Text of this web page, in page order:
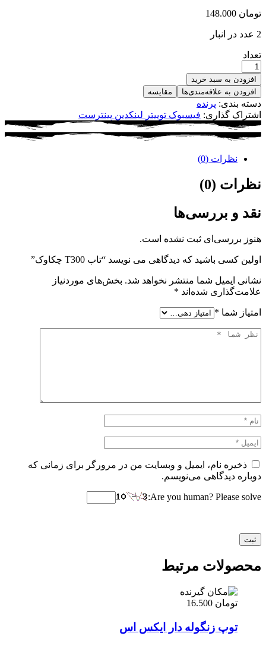
تومان
2 عدد در انبار
تعداد
افزودن به سبد خرید
افزودن به علاقه‌مندی‌ها
مقایسه
دسته بندی: پرنده
اشتراک گذاری: فیسبوک توییتر لینکدین پینترست
نظرات (0)
نظرات (0)
نقد و بررسی‌ها
هنوز بررسی‌ای ثبت نشده است.
اولین کسی باشید که دیدگاهی می نویسد “تاب T300 چکاوک”
نشانی ایمیل شما منتشر نخواهد شد. بخش‌های موردنیاز
علامت‌گذاری شده‌اند *
امتیاز شما *
ذخیره نام، ایمیل و وبسایت من در مرورگر برای زمانی که
دوباره دیدگاهی می‌نویسم.
Are you human? Please solve:
محصولات مرتبط
تومان
توپ زنگوله دار ایکس اس